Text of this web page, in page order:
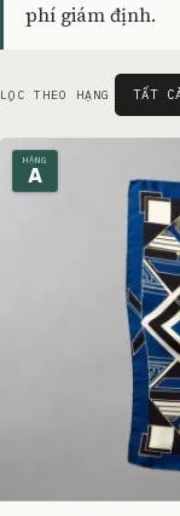
phí giám định.
Danh sách
LỌC THEO HẠNG TẤT
HẠNG
A